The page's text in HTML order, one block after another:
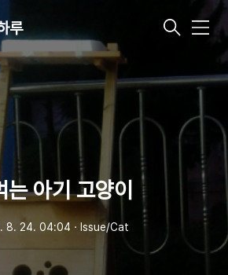
루
메
는 아기 고양이
8. 24. 04:04 ㆍ Issue/Cat